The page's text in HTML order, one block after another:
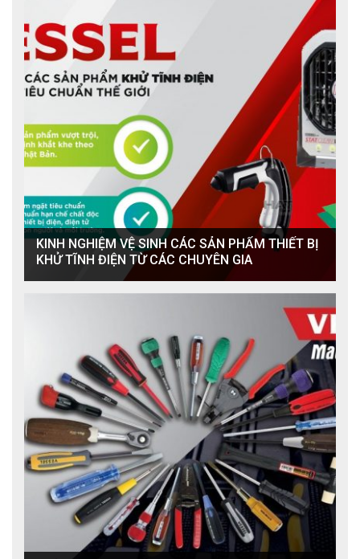
KINH NGHIỆM VỆ SINH CÁC SẢN PHẨM THIẾT BỊ
KHỬ TĨNH ĐIỆN TỪ CÁC CHUYÊN GIA